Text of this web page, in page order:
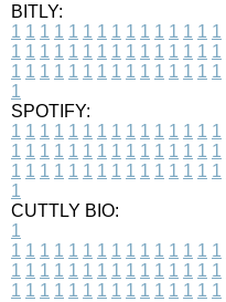
BITLY:
1 1 1 1 1 1 1 1 1 1 1 1 1 1 1
1 1 1 1 1 1 1 1 1 1 1 1 1 1 1
1 1 1 1 1 1 1 1 1 1 1 1 1 1 1
1
SPOTIFY:
1 1 1 1 1 1 1 1 1 1 1 1 1 1 1
1 1 1 1 1 1 1 1 1 1 1 1 1 1 1
1 1 1 1 1 1 1 1 1 1 1 1 1 1 1
1
CUTTLY BIO:
1
1 1 1 1 1 1 1 1 1 1 1 1 1 1 1
1 1 1 1 1 1 1 1 1 1 1 1 1 1 1
1 1 1 1 1 1 1 1 1 1 1 1 1 1 1